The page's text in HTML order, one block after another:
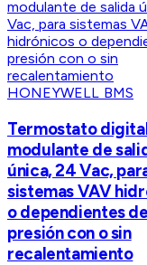
HONEYWELL BMS
Termostato
modulante de
única, 24 Vac,
sistemas VAV
o dependientes de
presión con o sin
recalentamiento